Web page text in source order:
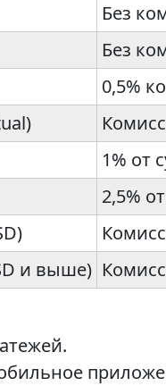
Без
Без
0,5%
1% от
2,5%
и выше)